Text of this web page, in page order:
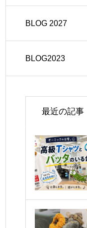
BLOG 2027
BLOG2023
最近の記事